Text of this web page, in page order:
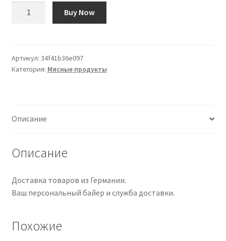
Less:
Gut
den
uns
Buy Now
Артикул: 34f41b36e097
Категория: Мясные продукты
Описание
Описание
Доставка товаров из Германии.
Ваш персональный байер и служба доставки.
Похожие